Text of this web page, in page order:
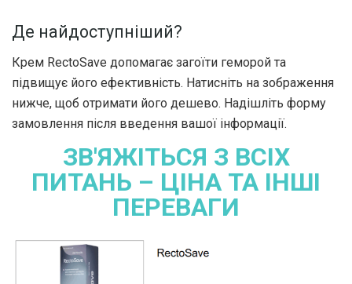
Де найдоступніший?
Крем RectoSave допомагає загоїти геморой та
підвищує його ефективність. Натисніть на зображення
нижче, щоб отримати його дешево. Надішліть форму
замовлення після введення вашої інформації.
ЗВ'ЯЖІТЬСЯ З ВСІХ
ПИТАНЬ – ЦІНА ТА ІНШІ
ПЕРЕВАГИ